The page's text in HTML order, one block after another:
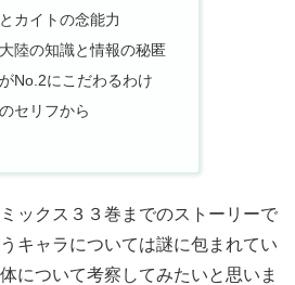
カイトの念能力
陸の知識と情報の秘匿
No.2にこだわるわけ
セリフから
ックス３３巻までのストーリーで
キャラについては謎に包まれてい
について考察してみたいと思いま